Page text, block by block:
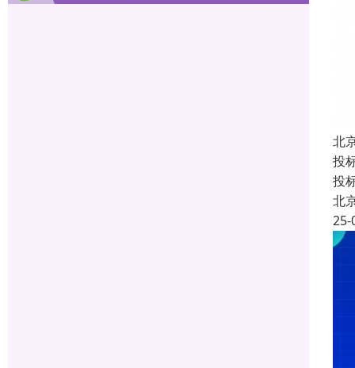
北
投
投
北
25-